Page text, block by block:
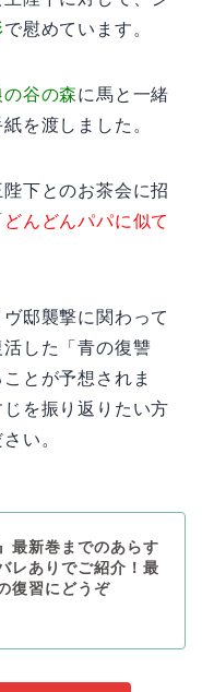
で慰めています。
の谷の森に馬と一緒
を渡しました。
下とのお茶会に招
どんどんパパに似て
邸襲撃に関わって
した「青の復讐
とが予想されま
を振り返りたい方
い。
最新巻までのあらす
レありでご紹介！最
復習にどうぞ